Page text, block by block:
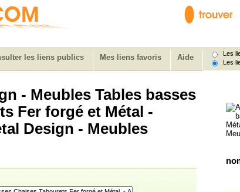
les liens publics Mes liens favoris Aide
Les
Les
- Meubles Tables basses
Fer forgé et Métal -
Design - Meubles